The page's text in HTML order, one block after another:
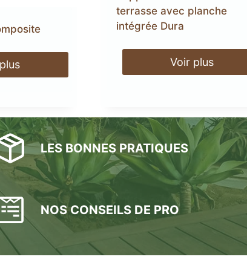
terrasse avec planche
intégrée Dura
Voir plus
LES BONNES PRATIQUES
NOS CONSEILS DE PRO